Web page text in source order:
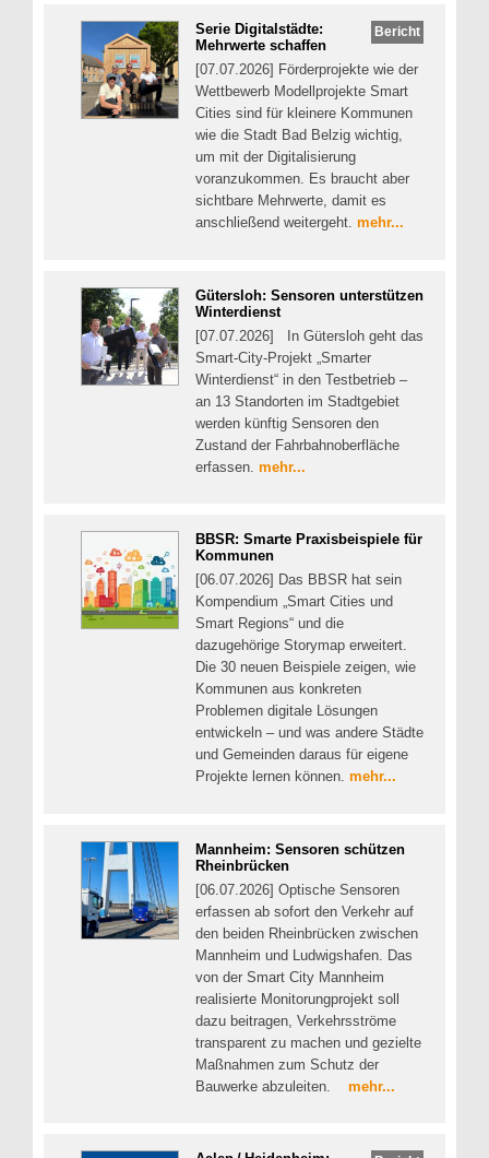
Bericht
Serie Digitalstädte:
Mehrwerte schaffen
[07.07.2026] Förderprojekte wie der
Wettbewerb Modellprojekte Smart
Cities sind für kleinere Kommunen
wie die Stadt Bad Belzig wichtig,
um mit der Digitalisierung
voranzukommen. Es braucht aber
sichtbare Mehrwerte, damit es
anschließend weitergeht. mehr...
Gütersloh: Sensoren unterstützen
Winterdienst
[07.07.2026] In Gütersloh geht das
Smart-City-Projekt „Smarter
Winterdienst“ in den Testbetrieb –
an 13 Standorten im Stadtgebiet
werden künftig Sensoren den
Zustand der Fahrbahnoberfläche
erfassen. mehr...
BBSR: Smarte Praxisbeispiele für
Kommunen
[06.07.2026] Das BBSR hat sein
Kompendium „Smart Cities und
Smart Regions“ und die
dazugehörige Storymap erweitert.
Die 30 neuen Beispiele zeigen, wie
Kommunen aus konkreten
Problemen digitale Lösungen
entwickeln – und was andere Städte
und Gemeinden daraus für eigene
Projekte lernen können. mehr...
Mannheim: Sensoren schützen
Rheinbrücken
[06.07.2026] Optische Sensoren
erfassen ab sofort den Verkehr auf
den beiden Rheinbrücken zwischen
Mannheim und Ludwigshafen. Das
von der Smart City Mannheim
realisierte Monitorungprojekt soll
dazu beitragen, Verkehrsströme
transparent zu machen und gezielte
Maßnahmen zum Schutz der
Bauwerke abzuleiten. mehr...